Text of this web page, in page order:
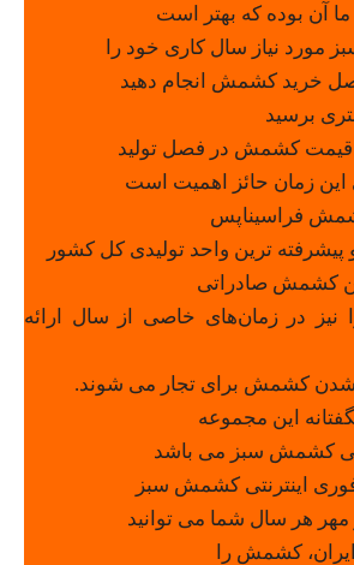
ما آن بوده که بهتر است
نیاز سال کاری خود را
خرید کشمش انجام دهید
برسید
قیمت کشمش در فصل تولید
این زمان حائز اهمیت است
فراسیناپس
پیشرفته ترین واحد تولیدی کل کشور
کشمش صادراتی
نیز در زمان‌های خاصی از سال ارائه
شدن کشمش برای تجار می شوند.
این مجموعه
کشمش سبز می باشد
اینترنتی کشمش سبز
مهر هر سال شما می توانید
کشمش را